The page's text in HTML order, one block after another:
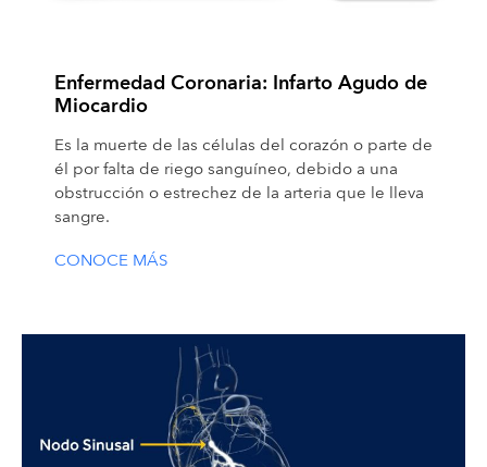
Enfermedad Coronaria: Infarto Agudo de
Miocardio
Es la muerte de las células del corazón o parte de
él por falta de riego sanguíneo, debido a una
obstrucción o estrechez de la arteria que le lleva
sangre.
CONOCE MÁS